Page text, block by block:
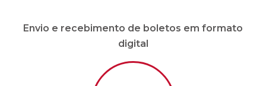
Envio e recebimento de boletos em formato
digital